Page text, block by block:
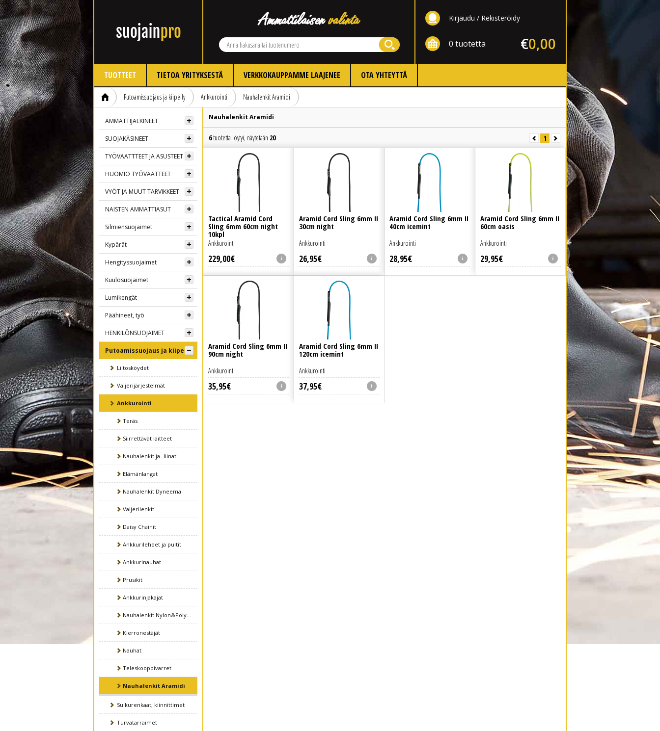
Kirjaudu Rekisteröidy
0 tuotetta 0,00
€
TUOTTEET TIETOA YRITYKSESTÄ VERKKOKAUPPAMME LAAJENEE OTA YHTEYTTÄ
Putoamissuojaus ja kiipeily Ankkurointi Nauhalenkit Aramidi
AMMATTIJALKINEET
SUOJAKÄSINEET
TYÖVAATTTEET JA ASUSTEET
HUOMIO TYÖVAATTEET
VYÖT JA MUUT TARVIKKEET
NAISTEN AMMATTIASUT
Silmiensuojaimet
Kypärät
Hengityssuojaimet
Kuulosuojaimet
Lumikengät
Päähineet, työ
HENKILÖNSUOJAIMET
Putoamissuojaus ja kiipeily
Liitosköydet
Vaijerijärjestelmät
Ankkurointi
Teräs
Siirrettävät laitteet
Nauhalenkit ja -liinat
Elämänlangat
Nauhalenkit Dyneema
Vaijerilenkit
Daisy Chainit
Ankkurilehdet ja pultit
Ankkurinauhat
Prusikit
Ankkurinjakajat
Nauhalenkit Nylon&Polyesteri
Kierronestäjät
Nauhat
Teleskooppivarret
Nauhalenkit Aramidi
Sulkurenkaat, kiinnittimet
Turvatarraimet
Nauhalenkit Aramidi
6tuotetta löytyi, näytetään 20Edellinen 1
Tactical Aramid Cord
Sling 6mm 60cm night
10kpl
229,00€
Ankkurointi
Aramid Cord Sling 6mm II
30cm night
26,95€
Ankkurointi
Aramid Cord Sling 6mm II
40cm icemint
28,95€
Ankkurointi
Aramid Cord Sling 6mm II
60cm oasis
29,95€
Ankkurointi
Lue lisää
Aramid Cord Sling 6mm II
90cm night
35,95€
Ankkurointi
Aramid Cord Sling 6mm II
120cm icemint
37,95€
Ankkurointi